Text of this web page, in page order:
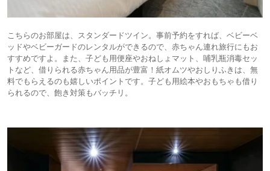
こちらのお部屋は、スタンダードツイン。事前予約をすれば、ベビーベ
ッドやベビーガードのレンタルができるので、赤ちゃん連れ旅行にもお
すすめですよ。また、子ども用便座やおねしょマット、哺乳瓶消毒セッ
トなど、借りられる赤ちゃん用品が豊富！紙オムツやおしりふきは、無
料でもらえるのも嬉しいポイントです。子ども用絵本やおもちゃも借り
られるので、飽き対策もバッチリ。